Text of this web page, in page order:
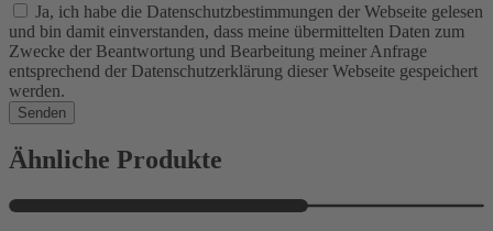
Ja, ich habe die Datenschutzbestimmungen der Webseite gelesen
und bin damit einverstanden, dass meine übermittelten Daten zum
Zwecke der Beantwortung und Bearbeitung meiner Anfrage
entsprechend der Datenschutzerklärung dieser Webseite gespeichert
werden.
Senden
Ähnliche Produkte